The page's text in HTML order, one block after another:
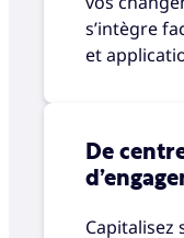
s’intègre
et
De
Capitalisez